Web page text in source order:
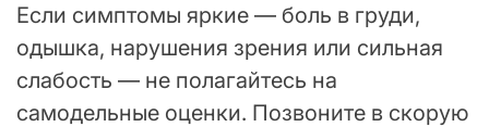
Если симптомы яркие — боль в груди,
одышка, нарушения зрения или сильная
слабость — не полагайтесь на
самодельные оценки. Позвоните в скорую